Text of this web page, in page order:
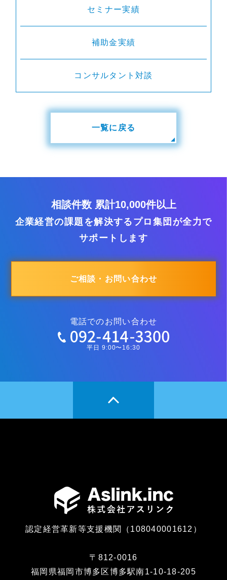
セミナー実績
補助金実績
コンサルタント対談
一覧に戻る
相談件数 累計10,000件以上
企業経営の課題を解決するプロ集団が全力で
サポートします
ご相談・お問い合わせ
電話でのお問い合わせ
平日 9:00〜16:30
認定経営革新等支援機関（108040001612）
〒812-0016
福岡県福岡市博多区博多駅南1-10-18-205